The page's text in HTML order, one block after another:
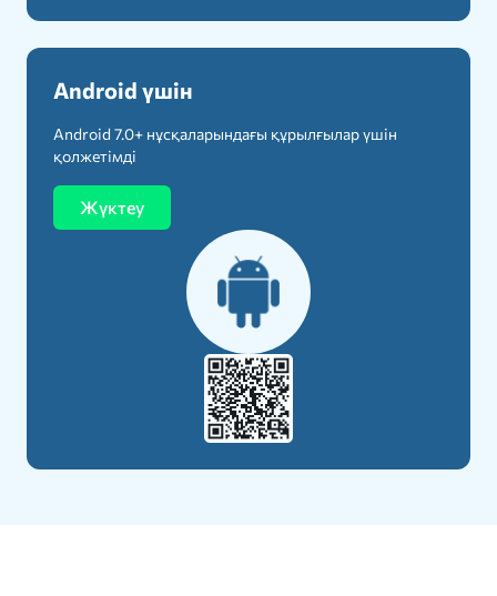
Android үшін
Android 7.0+ нұсқаларындағы құрылғылар үшін
қолжетімді
Жүктеу